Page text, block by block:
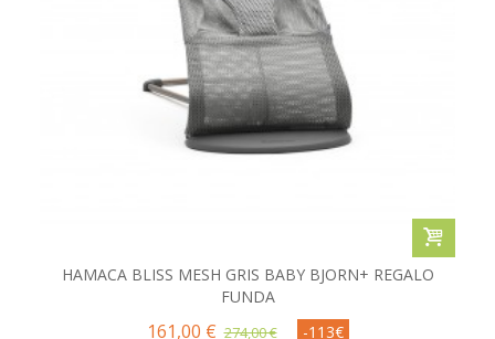
HAMACA BLISS MESH GRIS BABY BJORN+ REGALO
FUNDA
161,00 € 274,00 € -113€